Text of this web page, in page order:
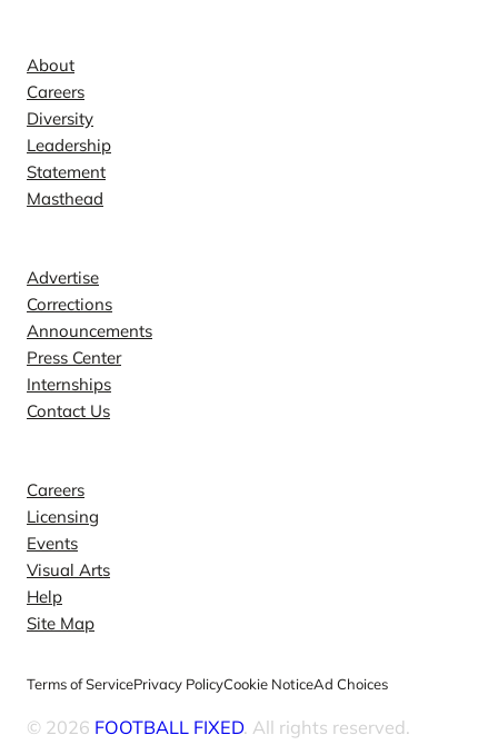
About
Careers
Diversity
Leadership
Statement
Masthead
Advertise
Corrections
Announcements
Press Center
Internships
Contact Us
Careers
Licensing
Events
Visual Arts
Help
Site Map
Terms of ServicePrivacy PolicyCookie NoticeAd Choices
© 2026 FOOTBALL FIXED. All rights reserved.